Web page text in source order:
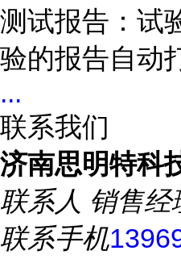
测试报告：试
验的报告自动
...
联系我们
济南思明特科
联系人 销售经
联系手机